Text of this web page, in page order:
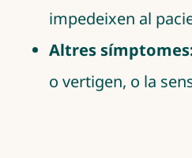
impedeixen al
Altres
o vertigen, o la